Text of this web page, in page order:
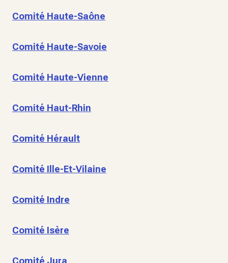
Comité Haute-Saône
Comité Haute-Savoie
Comité Haute-Vienne
Comité Haut-Rhin
Comité Hérault
Comité Ille-Et-Vilaine
Comité Indre
Comité Isère
Comité Jura